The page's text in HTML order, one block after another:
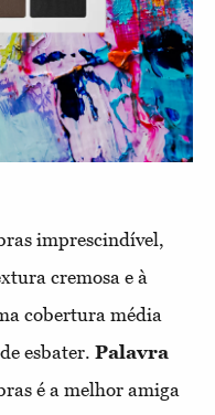
imprescindível,
cremosa e à
cobertura média
esbater. Palavra
é a melhor amiga